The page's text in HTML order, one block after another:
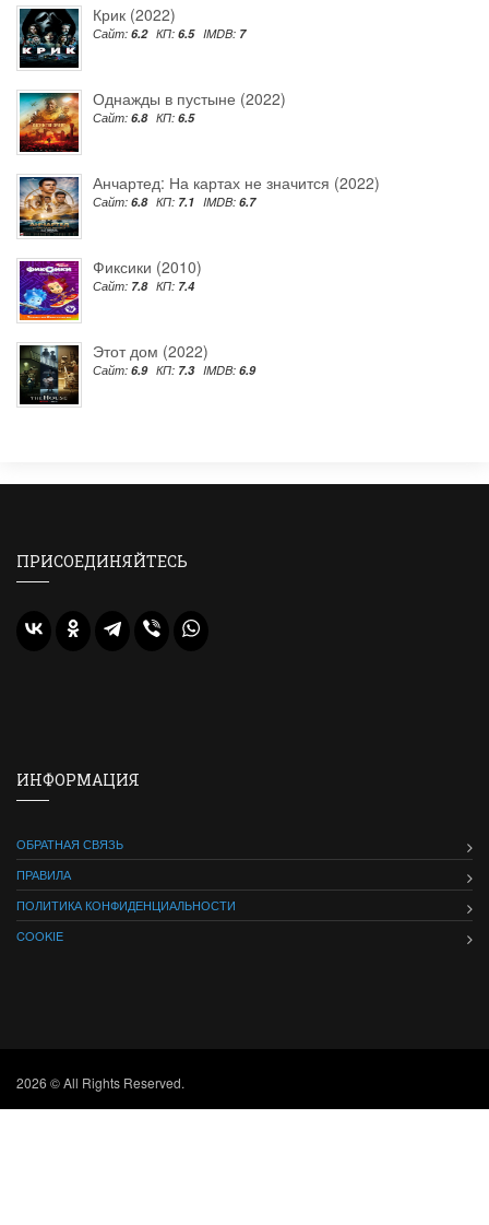
Крик (2022)
Сайт: 6.2 КП: 6.5 IMDB: 7
Однажды в пустыне (2022)
Сайт: 6.8 КП: 6.5
Анчартед: На картах не значится (2022)
Сайт: 6.8 КП: 7.1 IMDB: 6.7
Фиксики (2010)
Сайт: 7.8 КП: 7.4
Этот дом (2022)
Сайт: 6.9 КП: 7.3 IMDB: 6.9
ПРИСОЕДИНЯЙТЕСЬ
ИНФОРМАЦИЯ
ОБРАТНАЯ СВЯЗЬ
ПРАВИЛА
ПОЛИТИКА КОНФИДЕНЦИАЛЬНОСТИ
COOKIE
2026 © All Rights Reserved.